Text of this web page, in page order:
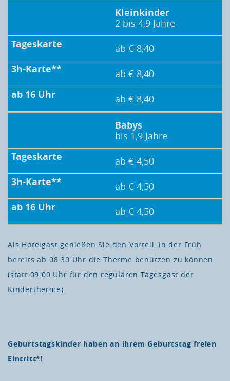
Kleinkinder
2 bis 4,9 Jahre
ab € 8,40
ab € 8,40
ab € 8,40
Babys
bis 1,9 Jahre
ab € 4,50
ab € 4,50
ab € 4,50
Als Hotelgast genießen Sie den Vorteil, in der Früh
bereits ab 08:30 Uhr die Therme benützen zu können
(statt 09:00 Uhr für den regulären Tagesgast der
Kindertherme).
Geburtstagskinder haben an ihrem Geburtstag freien
Eintritt*!